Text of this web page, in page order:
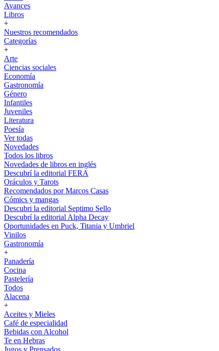
Avances
Libros
+
Nuestros recomendados
Categorías
+
Arte
Ciencias sociales
Economía
Gastronomía
Género
Infantiles
Juveniles
Literatura
Poesía
Ver todas
Novedades
Todos los libros
Novedades de libros en inglés
Descubrí la editorial FERA
Oráculos y Tarots
Recomendados por Marcos Casas
Cómics y mangas
Descubri la editorial Septimo Sello
Descubrí la editorial Alpha Decay
Oportunidades en Puck, Titania y Umbriel
Vinilos
Gastronomía
+
Panadería
Cocina
Pastelería
Todos
Alacena
+
Aceites y Mieles
Café de especialidad
Bebidas con Alcohol
Te en Hebras
Jugos y Prensados